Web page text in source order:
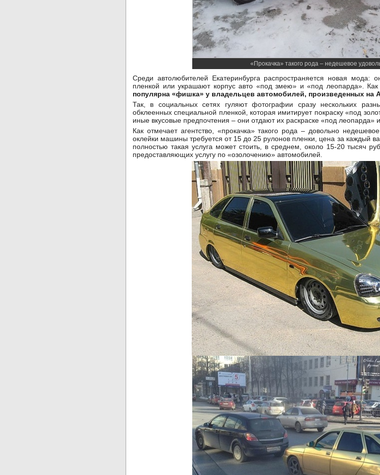
«Прокачка» такого рода – недешевое
Среди автолюбителей Екатеринбурга распространяется новая мода:
пленкой или украшают корпус авто «под змею» и «под леопарда».
популярна «фишка» у владельцев автомобилей, произведенных на
Так, в социальных сетях гуляют фотографии сразу нескольких
обклеенных специальной пленкой, которая имитирует покраску «под
иные вкусовые предпочтения – они отдают их раскраске «под леопарда»
Как отмечает агентство, «прокачка» такого рода – довольно
оклейки машины требуется от 15 до 25 рулонов пленки, цена за каждый
полностью такая услуга может стоить, в среднем, около 15-20 тысяч
предоставляющих услугу по «озолочению» автомобилей.